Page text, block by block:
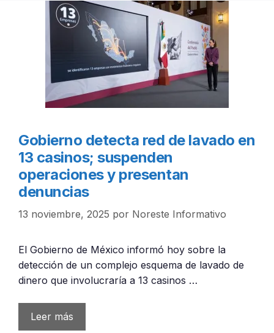
Gobierno detecta red de lavado en
13 casinos; suspenden
operaciones y presentan
denuncias
13 noviembre, 2025 por Noreste Informativo
El Gobierno de México informó hoy sobre la
detección de un complejo esquema de lavado de
dinero que involucraría a 13 casinos …
Leer más